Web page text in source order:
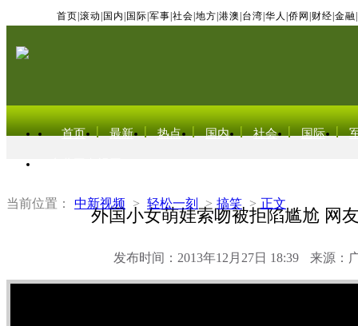
首页 滚动 国内 国际 军事 社会 地方 港澳 台湾 华人 侨网 财经 金融
首页 最新 热点 国内 社会 国际
当前位置： 中新视频 > 轻松一刻 > 搞笑 > 正文
外国小女萌娃索吻被拒陷尴尬 网
发布时间：2013年12月27日 18:39 来源：